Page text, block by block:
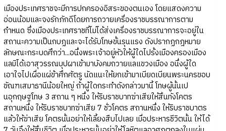
เมืองประเทศราชจะมีการปกครองอิสระของตนเอง โดยแสดงความ
อ่อนน้อมและจงรักภักดีโดยการถวายเครื่องราชบรรณาการตาม
กำหนด ซึ่งเมืองประเทศราชที่ไม่ได้ส่งเครื่องราชบรรณาการจะอยู่ใน
สถานะความเป็นกบฏและจะได้รับโทษขั้นรุนแรง ดังปรากฏกฎหมาย
ลักษณะกระบดศึกว่า...อนึ่งพระเจ้าอยู่หัวให้ผู้ใดไปรั้งเมืองครองเมือง
แลมิได้เอาสุวรรณบุปผาเข้ามาบังคมถวายแลแขวงเมือง อนึ่งผู้ใด
เอาใจไปเผื่อแผ่ข้าศึกศัตรู นัดแนะให้ยกเข้ามาเบียดเบียนพระนครขอบ
ขัณฑเสมาธานีน้อยใหญ่ ถ้าผู้ใดกระทำดังกล่าวมานี้ โทษผู้นั้นเป
นอุกฤษฐโทษ 3 สถาน ๆ หนึ่ง ให้ริบราชบาทฆ่าเสียให้สิ้นทังโคตร
สถานหนึ่ง ให้ริบราชบาทฆ่าเสีย 7 ชั่วโคตร สถานหนึ่ง ให้ริบราชบาตร
แล้วให้ฆ่าเสีย โคตรนั้นอย่าให้เลี้ยงสืบไปเลย เมื่อประหารชีวิตนั้น ให้ได้